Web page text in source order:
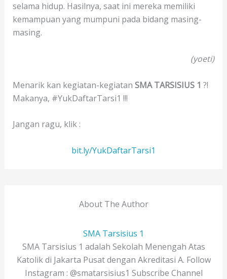
selama hidup. Hasilnya, saat ini mereka memiliki
kemampuan yang mumpuni pada bidang masing-
masing.
(yoeti)
Menarik kan kegiatan-kegiatan SMA TARSISIUS 1 ?!
Makanya, #YukDaftarTarsi1 !!!
Jangan ragu, klik :
bit.ly/YukDaftarTarsi1
About The Author
SMA Tarsisius 1
SMA Tarsisius 1 adalah Sekolah Menengah Atas
Katolik di Jakarta Pusat dengan Akreditasi A. Follow
Instagram : @smatarsisius1 Subscribe Channel